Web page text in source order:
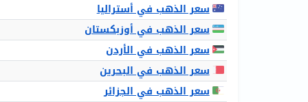
سعر الذهب في أستراليا
سعر الذهب في أوزبكستان
سعر الذهب في الأردن
سعر الذهب في البحرين
سعر الذهب في الجزائر